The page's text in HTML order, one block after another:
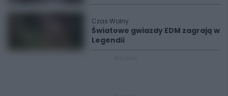
Czas Wolny
Światowe gwiazdy EDM zagrają w
Legendii